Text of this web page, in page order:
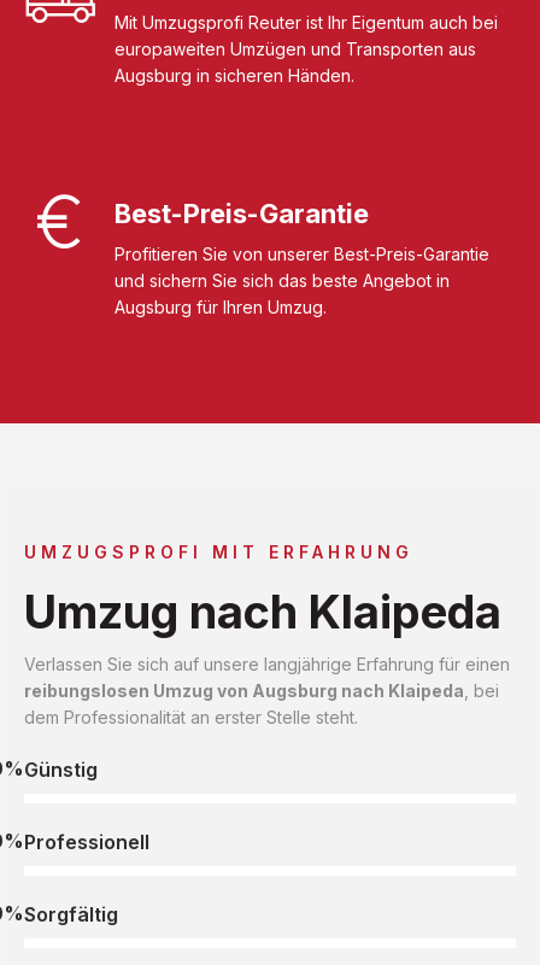
Mit Umzugsprofi Reuter ist Ihr Eigentum auch bei
europaweiten Umzügen und Transporten aus
Augsburg in sicheren Händen.
Best-Preis-Garantie
Profitieren Sie von unserer Best-Preis-Garantie
und sichern Sie sich das beste Angebot in
Augsburg für Ihren Umzug.
UMZUGSPROFI MIT ERFAHRUNG
Umzug nach Klaipeda
Verlassen Sie sich auf unsere langjährige Erfahrung für einen
reibungslosen Umzug von Augsburg nach Klaipeda , bei
dem Professionalität an erster Stelle steht.
Günstig
Professionell
Sorgfältig